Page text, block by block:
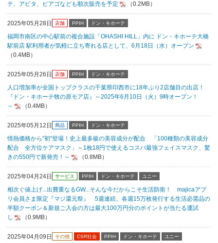
テ、アピタ、ピアゴなども順次販売を予定
（0.2MB）
2025年05月28日 店舗 PPIH ドン・キホーテ
福岡市南区の中心駅前の複合施設「OHASHI HILL」内に ドン・キホーテ大橋
駅前店 駅利用者が気軽に立ち寄れる店として、6月18日（水）オープン
（0.4MB）
2025年05月26日 店舗 PPIH ドン・キホーテ
人口増加率が全国トップクラスの千葉県印西市に18年ぶり2店舗目の出店！
『ドン・キホーテ牧の原モア店』～2025年6月10日（火）9時オープン！
～
（0.4MB）
2025年05月12日 商品 PPIH ドン・キホーテ
情熱価格から"初"登場！史上最多級の美容成分が配合 「100種類の美容成分
配合 全方位ケアマスク」～1枚18円で使えるコスパ最強フェイスマスク、驚
きの550円で新発売！～
（0.8MB）
2025年04月24日 サービス PPIH ドン・キホーテ ユニー
相次ぐ値上げ...出費重なるGW...そんな今だからこそ生活防衛！ majicaアプ
リ会員さま限定『マジ還元祭』 5週連続、各週15万枚発行する生活必需品の
半額クーポン＆新規ご入会の方は最大100万円分のポイントが当たる運試
し
（0.9MB）
2025年04月09日 その他 CSR社会 PPIH ドン・キホーテ
ユニー